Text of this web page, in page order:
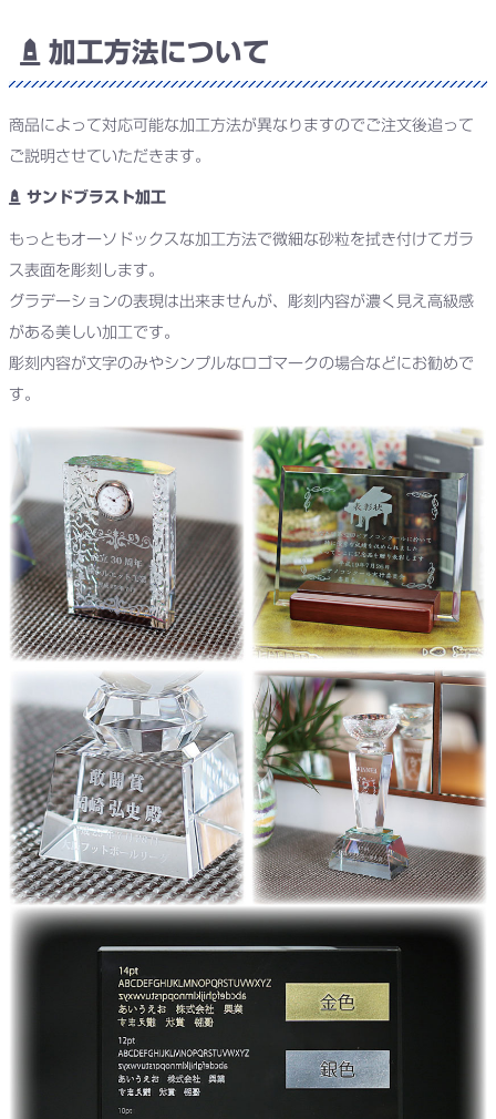
加工方法について
商品によって対応可能な加工方法が異なりますのでご注文後追って
ご説明させていただきます。
サンドブラスト加工
もっともオーソドックスな加工方法で微細な砂粒を拭き付けてガラ
ス表面を彫刻します。
グラデーションの表現は出来ませんが、彫刻内容が濃く見え高級感
がある美しい加工です。
彫刻内容が文字のみやシンプルなロゴマークの場合などにお勧めで
す。